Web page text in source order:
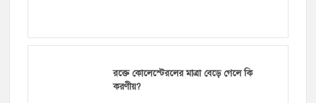
রক্তে কোলেস্টেরলের মাত্রা বেড়ে গেলে কি
করণীয়?